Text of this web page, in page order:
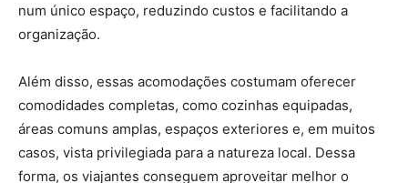
num único espaço, reduzindo custos e facilitando a
organização.
Além disso, essas acomodações costumam oferecer
comodidades completas, como cozinhas equipadas,
áreas comuns amplas, espaços exteriores e, em muitos
casos, vista privilegiada para a natureza local. Dessa
forma, os viajantes conseguem aproveitar melhor o